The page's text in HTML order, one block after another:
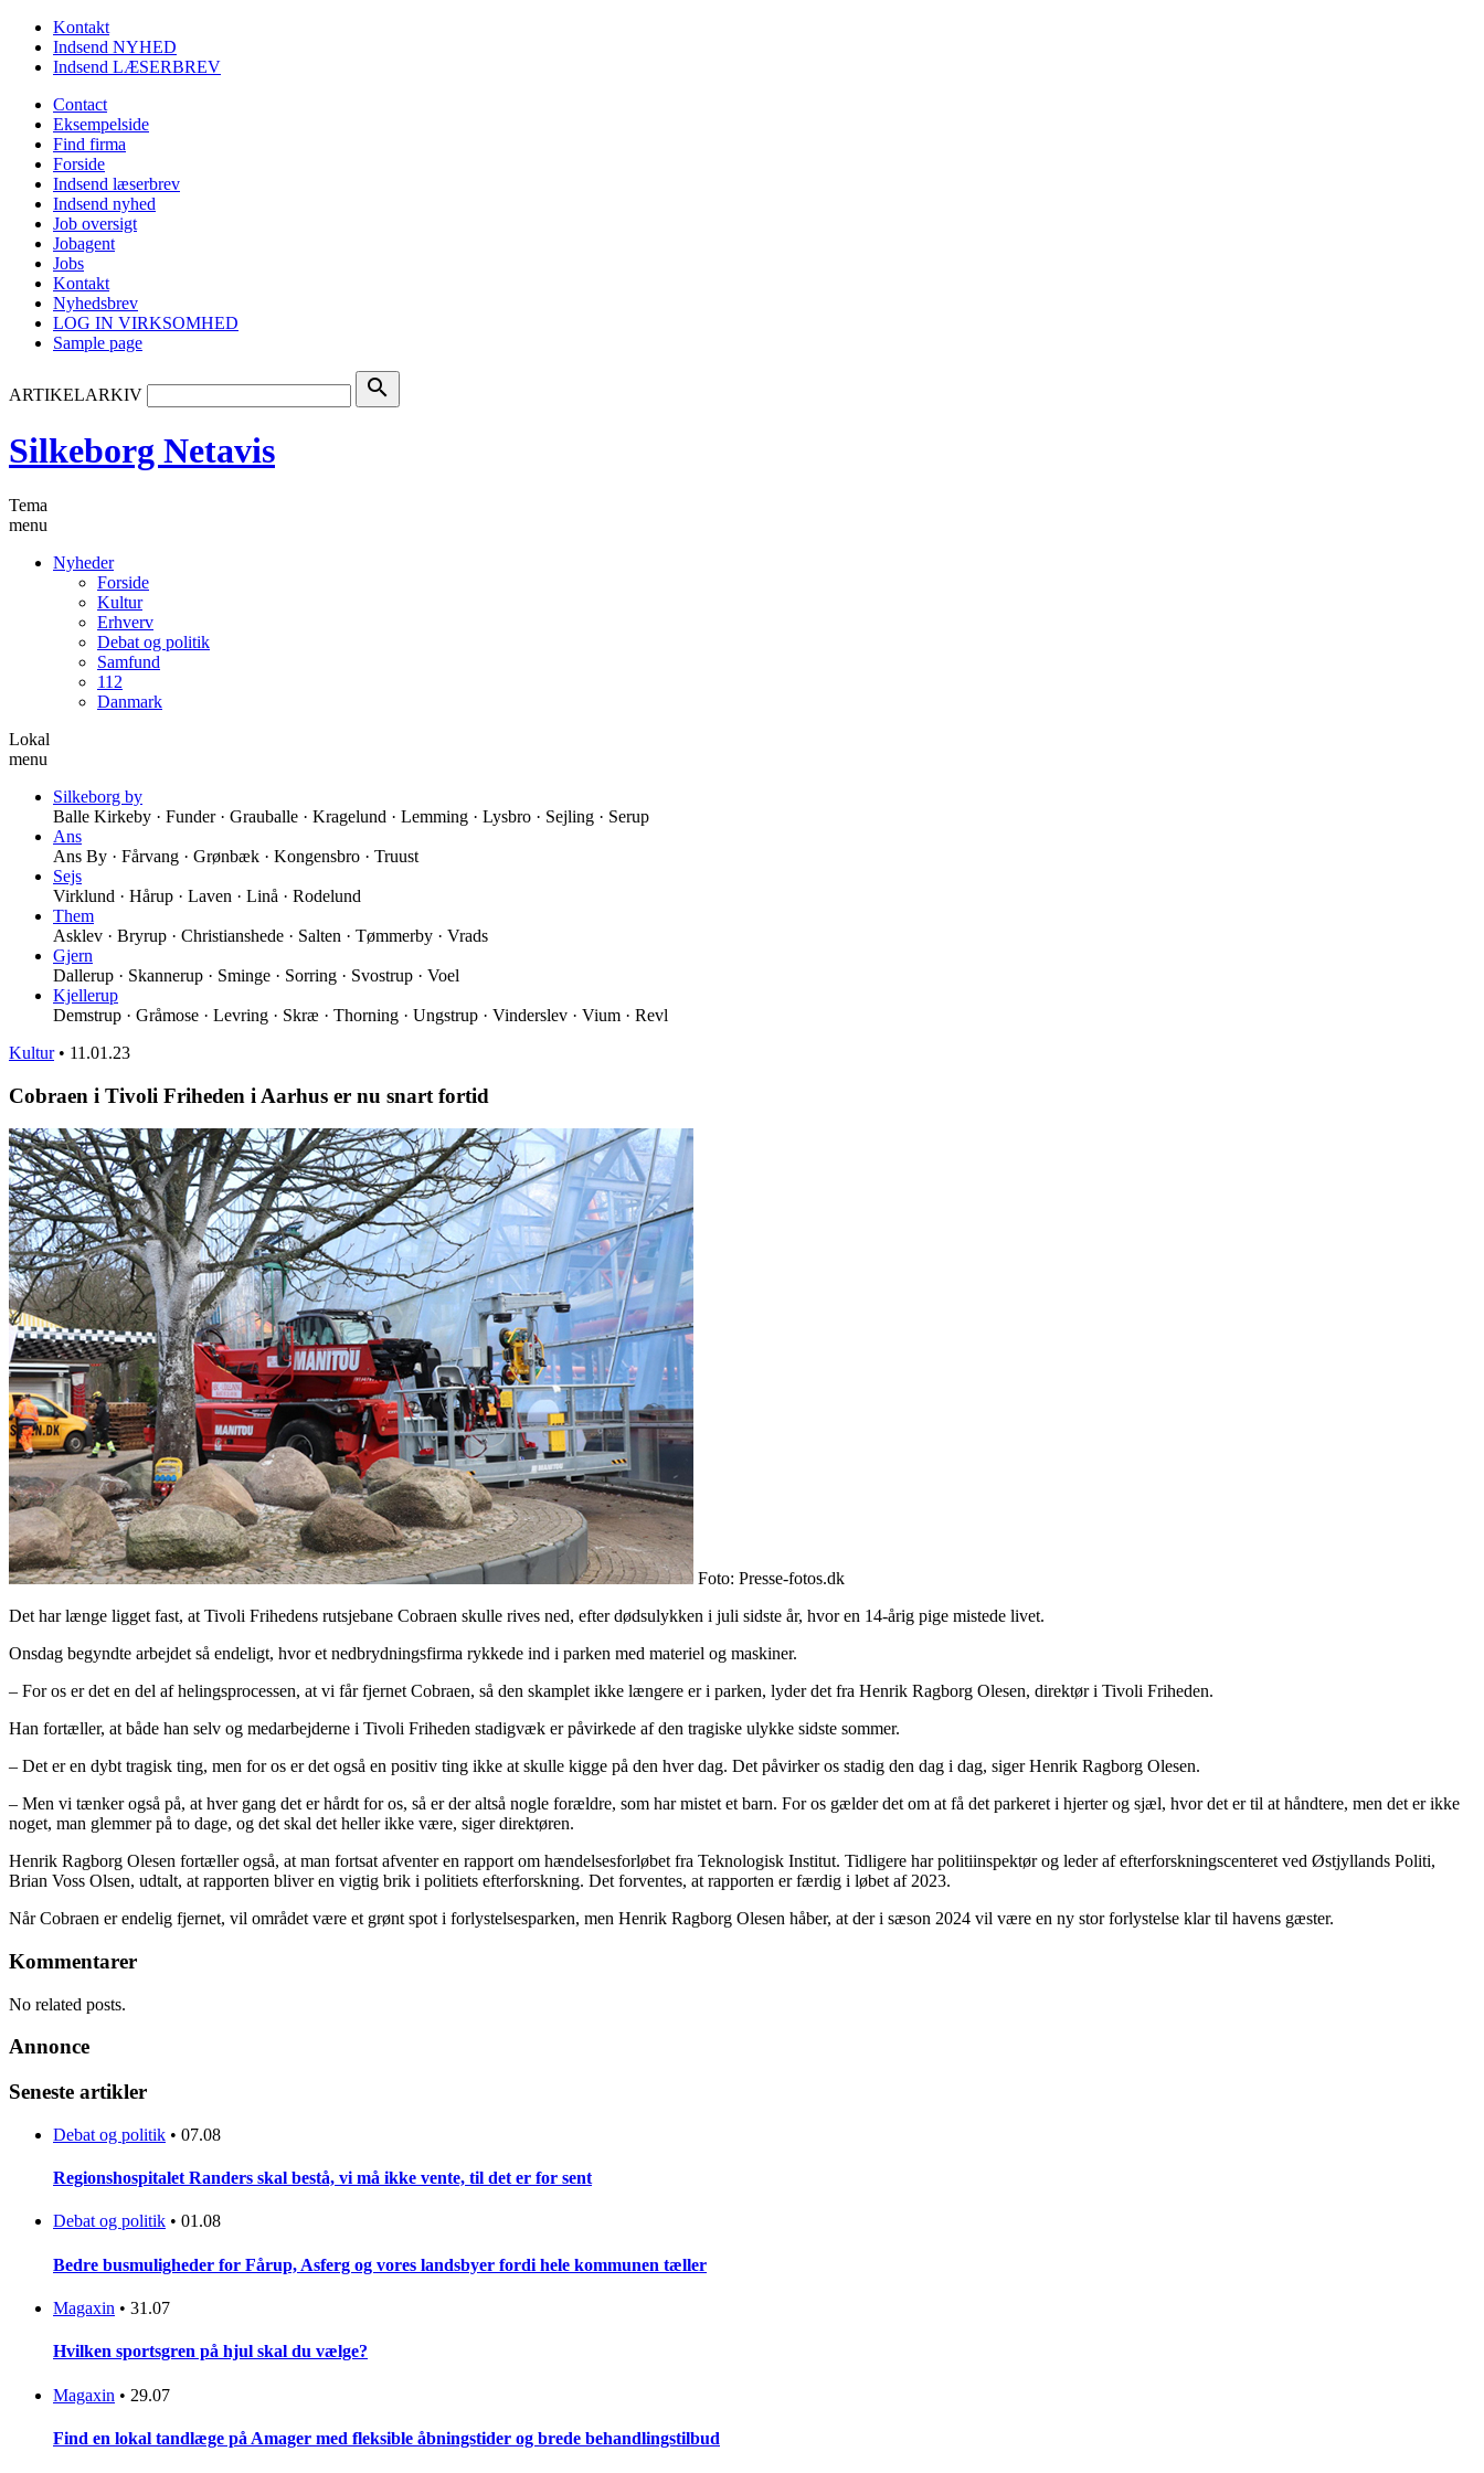
Kontakt
Indsend NYHED
Indsend LÆSERBREV
Contact
Eksempelside
Find firma
Forside
Indsend læserbrev
Indsend nyhed
Job oversigt
Jobagent
Jobs
Kontakt
Nyhedsbrev
LOG IN VIRKSOMHED
Sample page
ARTIKELARKIV search
Silkeborg Netavis
Tema
menu
Nyheder
Forside
Kultur
Erhverv
Debat og politik
Samfund
112
Danmark
Lokal
menu
Silkeborg by
Balle Kirkeby · Funder · Grauballe · Kragelund · Lemming · Lysbro · Sejling · Serup
Ans
Ans By · Fårvang · Grønbæk · Kongensbro · Truust
Sejs
Virklund · Hårup · Laven · Linå · Rodelund
Them
Asklev · Bryrup · Christianshede · Salten · Tømmerby · Vrads
Gjern
Dallerup · Skannerup · Sminge · Sorring · Svostrup · Voel
Kjellerup
Demstrup · Gråmose · Levring · Skræ · Thorning · Ungstrup · Vinderslev · Vium · Revl
Kultur • 11.01.23
Cobraen i Tivoli Friheden i Aarhus er nu snart fortid
Foto: Presse-fotos.dk
Det har længe ligget fast, at Tivoli Frihedens rutsjebane Cobraen skulle rives ned, efter dødsulykken i juli sidste år, hvor en 14-årig pige mistede livet.
Onsdag begyndte arbejdet så endeligt, hvor et nedbrydningsfirma rykkede ind i parken med materiel og maskiner.
– For os er det en del af helingsprocessen, at vi får fjernet Cobraen, så den skamplet ikke længere er i parken, lyder det fra Henrik Ragborg Olesen, direktør i Tivoli Friheden.
Han fortæller, at både han selv og medarbejderne i Tivoli Friheden stadigvæk er påvirkede af den tragiske ulykke sidste sommer.
– Det er en dybt tragisk ting, men for os er det også en positiv ting ikke at skulle kigge på den hver dag. Det påvirker os stadig den dag i dag, siger Henrik Ragborg Olesen.
– Men vi tænker også på, at hver gang det er hårdt for os, så er der altså nogle forældre, som har mistet et barn. For os gælder det om at få det parkeret i hjerter og sjæl, hvor det er til at håndtere, men det er ikke
noget, man glemmer på to dage, og det skal det heller ikke være, siger direktøren.
Henrik Ragborg Olesen fortæller også, at man fortsat afventer en rapport om hændelsesforløbet fra Teknologisk Institut. Tidligere har politiinspektør og leder af efterforskningscenteret ved Østjyllands Politi,
Brian Voss Olsen, udtalt, at rapporten bliver en vigtig brik i politiets efterforskning. Det forventes, at rapporten er færdig i løbet af 2023.
Når Cobraen er endelig fjernet, vil området være et grønt spot i forlystelsesparken, men Henrik Ragborg Olesen håber, at der i sæson 2024 vil være en ny stor forlystelse klar til havens gæster.
Kommentarer
No related posts.
Annonce
Seneste artikler
Debat og politik • 07.08
Regionshospitalet Randers skal bestå, vi må ikke vente, til det er for sent
Debat og politik • 01.08
Bedre busmuligheder for Fårup, Asferg og vores landsbyer fordi hele kommunen tæller
Magaxin • 31.07
Hvilken sportsgren på hjul skal du vælge?
Magaxin • 29.07
Find en lokal tandlæge på Amager med fleksible åbningstider og brede behandlingstilbud